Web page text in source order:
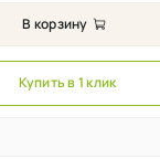
В корзину
Купить в 1 клик